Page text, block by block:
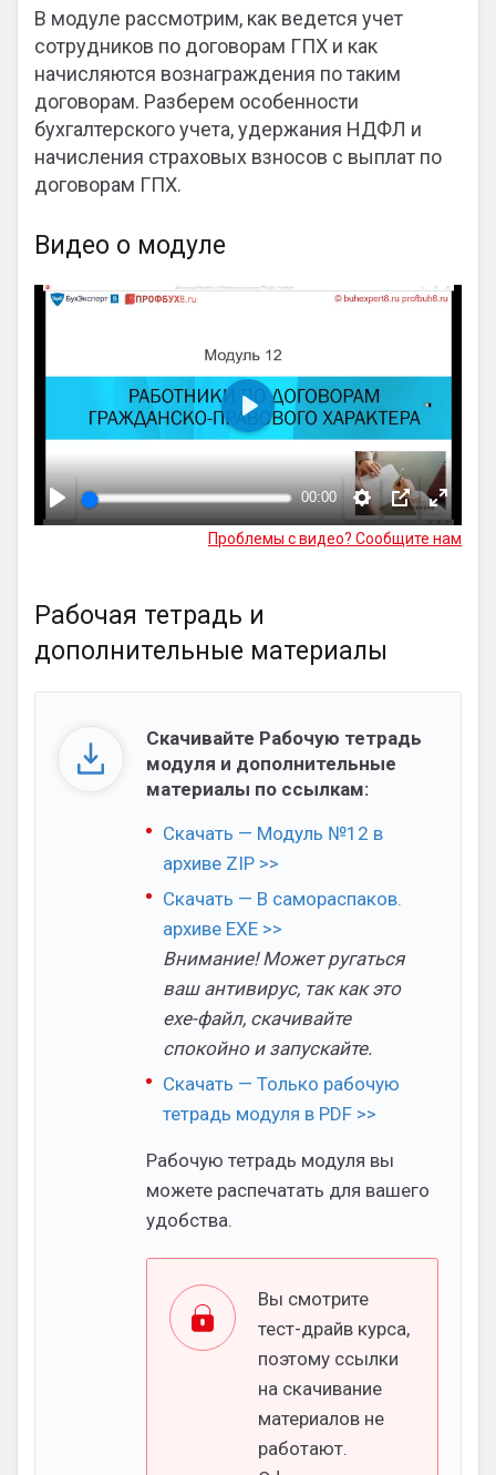
В модуле рассмотрим, как ведется учет
сотрудников по договорам ГПХ и как
начисляются вознаграждения по таким
договорам. Разберем особенности
бухгалтерского учета, удержания НДФЛ и
начисления страховых взносов с выплат по
договорам ГПХ.
Видео о модуле
00:00
Воспроизвести
Проблемы с видео? Сообщите нам
Рабочая тетрадь и
дополнительные материалы
Скачивайте Рабочую тетрадь
модуля и дополнительные
материалы по ссылкам:
Скачать — Модуль №12 в
архиве ZIP >>
Скачать — В самораспаков.
архиве EXE >>
Внимание! Может ругаться
ваш антивирус, так как это
exe-файл, скачивайте
спокойно и запускайте.
Скачать — Только рабочую
тетрадь модуля в PDF >>
Рабочую тетрадь модуля вы
можете распечатать для вашего
удобства.
Вы смотрите
тест-драйв курса,
поэтому ссылки
на скачивание
материалов не
работают.